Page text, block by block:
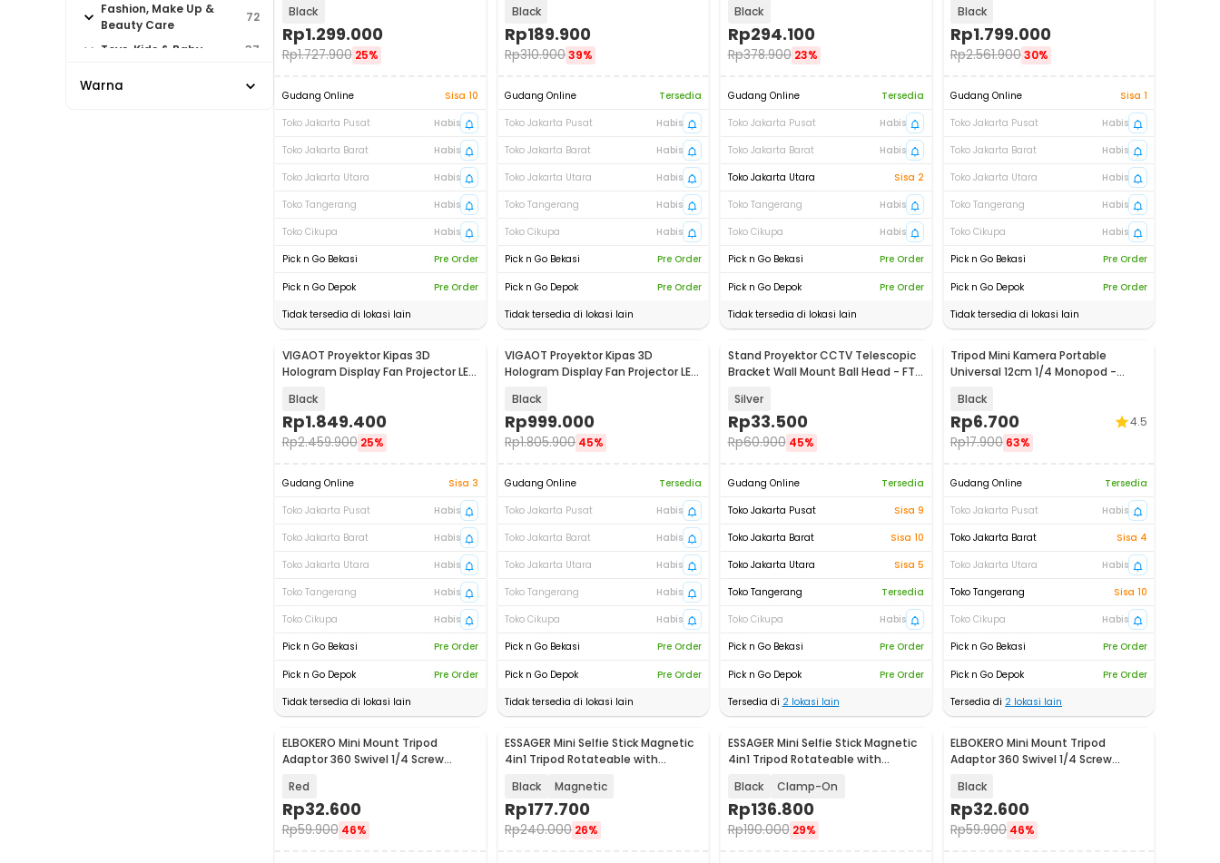
Fashion, Make Up &
Beauty Care
72
Toys, Kids & Baby
37
Warna
Black
Rp1.299.000
Rp1.727.900 25%
Gudang Online
Sisa 10
Toko Jakarta Pusat
Habis
Toko Jakarta Barat
Habis
Toko Jakarta Utara
Habis
Toko Tangerang
Habis
Toko Cikupa
Habis
Pick n Go Bekasi
Pre Order
Pick n Go Depok
Pre Order
Tidak tersedia di lokasi lain
Black
Rp189.900
Rp310.90039%
Gudang Online
Tersedia
Toko Jakarta Pusat
Habis
Toko Jakarta Barat
Habis
Toko Jakarta Utara
Habis
Toko Tangerang
Habis
Toko Cikupa
Habis
Pick n Go Bekasi
Pre Order
Pick n Go Depok
Pre Order
Tidak tersedia di lokasi lain
Black
Rp294.100
Rp378.900 23%
Gudang Online
Tersedia
Toko Jakarta Pusat
Habis
Toko Jakarta Barat
Habis
Toko Jakarta Utara
Sisa 2
Toko Tangerang
Habis
Toko Cikupa
Habis
Pick n Go Bekasi
Pre Order
Pick n Go Depok
Pre Order
Tidak tersedia di lokasi lain
Black
Rp1.799.000
Rp2.561.90030%
Gudang Online
Sisa 1
Toko Jakarta Pusat
Habis
Toko Jakarta Barat
Habis
Toko Jakarta Utara
Habis
Toko Tangerang
Habis
Toko Cikupa
Habis
Pick n Go Bekasi
Pre Order
Pick n Go Depok
Pre Order
Tidak tersedia di lokasi lain
VIGAOT Proyektor Kipas 3D
Hologram Display Fan Projector LED
Black
Rp1.849.400
Rp2.459.900 25%
Gudang Online
Sisa 3
Toko Jakarta Pusat
Habis
Toko Jakarta Barat
Habis
Toko Jakarta Utara
Habis
Toko Tangerang
Habis
Toko Cikupa
Habis
Pick n Go Bekasi
Pre Order
Pick n Go Depok
Pre Order
Tidak tersedia di lokasi lain
VIGAOT Proyektor Kipas 3D
Hologram Display Fan Projector LED
Black
Rp999.000
Rp1.805.900 45%
Gudang Online
Tersedia
Toko Jakarta Pusat
Habis
Toko Jakarta Barat
Habis
Toko Jakarta Utara
Habis
Toko Tangerang
Habis
Toko Cikupa
Habis
Pick n Go Bekasi
Pre Order
Pick n Go Depok
Pre Order
Tidak tersedia di lokasi lain
Stand Proyektor CCTV Telescopic
Bracket Wall Mount Ball Head - FT-
Silver
Rp33.500
Rp60.900 45%
Gudang Online
Tersedia
Toko Jakarta Pusat
Sisa 9
Toko Jakarta Barat
Sisa 10
Toko Jakarta Utara
Sisa 5
Toko Tangerang
Tersedia
Toko Cikupa
Habis
Pick n Go Bekasi
Pre Order
Pick n Go Depok
Pre Order
Tersedia di 2lokasi lain
Tripod Mini Kamera Portable
Universal 12cm 1/4 Monopod -
Black
Rp6.700
Rp17.900 63%
4.5
Gudang Online
Tersedia
Toko Jakarta Pusat
Habis
Toko Jakarta Barat
Sisa 4
Toko Jakarta Utara
Habis
Toko Tangerang
Sisa 10
Toko Cikupa
Habis
Pick n Go Bekasi
Pre Order
Pick n Go Depok
Pre Order
Tersedia di 2 lokasi lain
ELBOKERO Mini Mount Tripod
Adaptor 360 Swivel 1/4 Screw
Red
Rp32.600
Rp59.900 46%
Baru
ESSAGER Mini Selfie Stick Magnetic
4in1 Tripod Rotateable with
Black Magnetic
Rp177.700
Rp240.000 26%
Baru
ESSAGER Mini Selfie Stick Magnetic
4in1 Tripod Rotateable with
Black Clamp-On
Rp136.800
Rp190.000 29%
ELBOKERO Mini Mount Tripod
Adaptor 360 Swivel 1/4 Screw
Black
Rp32.600
Rp59.900 46%